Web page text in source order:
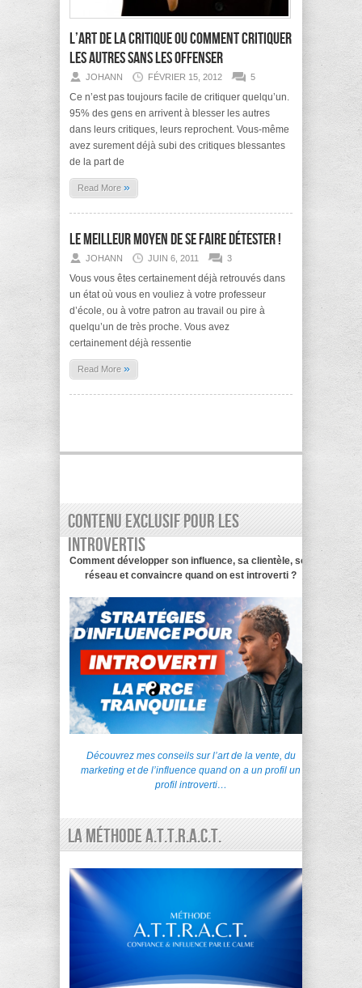
L’art de la critique ou comment critiquer
les autres sans les offenser
JOHANN FÉVRIER 15, 2012 5
Ce n’est pas toujours facile de critiquer quelqu’un.
95% des gens en arrivent à blesser les autres
dans leurs critiques, leurs reprochent. Vous-même
avez surement déjà subi des critiques blessantes
de la part de
Read More »
Le meilleur moyen de se faire détester !
JOHANN JUIN 6, 2011 3
Vous vous êtes certainement déjà retrouvés dans
un état où vous en vouliez à votre professeur
d’école, ou à votre patron au travail ou pire à
quelqu’un de très proche. Vous avez
certainement déjà ressentie
Read More »
Contenu exclusif pour les
introvertis
Comment développer son influence, sa clientèle, son
réseau et convaincre quand on est introverti ?
Découvrez mes conseils sur l’art de la vente, du
marketing et de l’influence quand on a un profil un
profil introverti…
La Méthode A.T.T.R.A.C.T.